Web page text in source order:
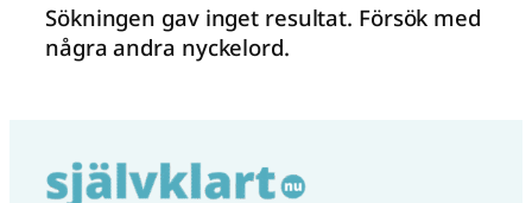
Sökningen gav inget resultat. Försök med
några andra nyckelord.